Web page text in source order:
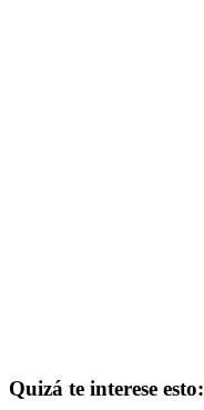
Quizá te interese esto: